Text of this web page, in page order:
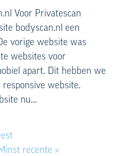
Voor Privatescan
bodyscan.nl een
vorige website was
websites voor
apart. Dit hebben we
responsive website.
nu...
recente »